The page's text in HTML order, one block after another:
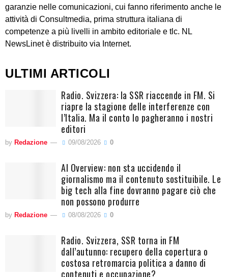
garanzie nelle comunicazioni, cui fanno riferimento anche le
attività di Consultmedia, prima struttura italiana di
competenze a più livelli in ambito editoriale e tlc. NL
NewsLinet è distribuito via Internet.
ULTIMI ARTICOLI
Radio. Svizzera: la SSR riaccende in FM. Si
riapre la stagione delle interferenze con
l’Italia. Ma il conto lo pagheranno i nostri
editori
by Redazione 09/08/2026 0
AI Overview: non sta uccidendo il
giornalismo ma il contenuto sostituibile. Le
big tech alla fine dovranno pagare ciò che
non possono produrre
by Redazione 08/08/2026 0
Radio. Svizzera, SSR torna in FM
dall’autunno: recupero della copertura o
costosa retromarcia politica a danno di
contenuti e occupazione?